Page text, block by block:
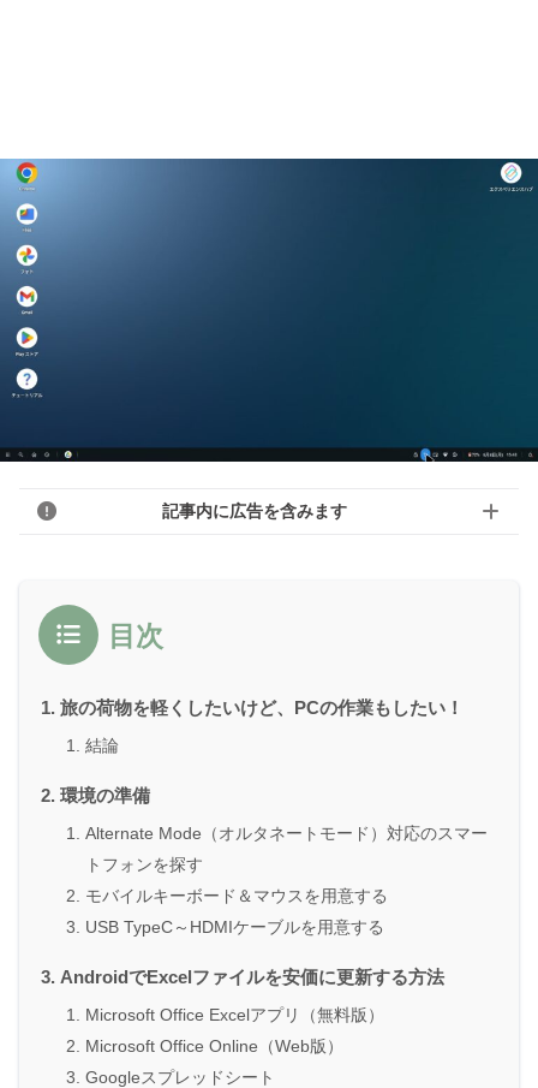
記事内に広告を含みます
目次
旅の荷物を軽くしたいけど、PCの作業もしたい！
結論
環境の準備
Alternate Mode（オルタネートモード）対応のスマー
トフォンを探す
モバイルキーボード＆マウスを用意する
USB TypeC～HDMIケーブルを用意する
AndroidでExcelファイルを安価に更新する方法
Microsoft Office Excelアプリ（無料版）
Microsoft Office Online（Web版）
Googleスプレッドシート